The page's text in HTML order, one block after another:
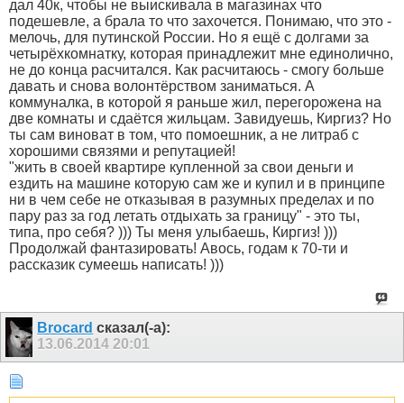
дал 40к, чтобы не выискивала в магазинах что
подешевле, а брала то что захочется. Понимаю, что это -
мелочь, для путинской России. Но я ещё с долгами за
четырёхкомнатку, которая принадлежит мне единолично,
не до конца расчитался. Как расчитаюсь - смогу больше
давать и снова волонтёрством заниматься. А
коммуналка, в которой я раньше жил, перегорожена на
две комнаты и сдаётся жильцам. Завидуешь, Киргиз? Но
ты сам виноват в том, что помоешник, а не литраб с
хорошими связями и репутацией!
"жить в своей квартире купленной за свои деньги и
ездить на машине которую сам же и купил и в принципе
ни в чем себе не отказывая в разумных пределах и по
пару раз за год летать отдыхать за границу" - это ты,
типа, про себя? ))) Ты меня улыбаешь, Киргиз! )))
Продолжай фантазировать! Авось, годам к 70-ти и
рассказик сумеешь написать! )))
Brocard сказал(-а):
13.06.201420:01